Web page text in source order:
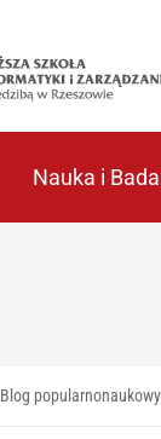
Nauka i
Blog popularnonaukowy